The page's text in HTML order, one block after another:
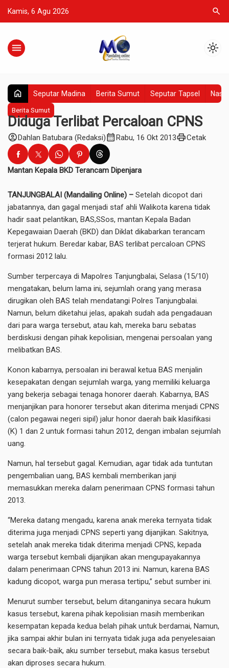
Kamis, 6 Agu 2026 search
menu light_mode
home Seputar Madina Berita Sumut Seputar Tapsel
Berita Sumut
Diduga Terlibat Percaloan CPNS
account_circleDahlan Batubara (Redaksi)calendar_monthRabu, 16 Okt 2013printCetak
Mantan Kepala BKD Terancam Dipenjara
TANJUNGBALAI (Mandailing Online) – Setelah dicopot dari
jabatannya, dan gagal menjadi staf ahli Walikota karena tidak
hadir saat pelantikan, BAS,SSos, mantan Kepala Badan
Kepegawaian Daerah (BKD) dan Diklat dikabarkan terancam
terjerat hukum. Beredar kabar, BAS terlibat percaloan CPNS
formasi 2012 lalu.
Sumber terpercaya di Mapolres Tanjungbalai, Selasa (15/10)
mengatakan, belum lama ini, sejumlah orang yang merasa
dirugikan oleh BAS telah mendatangi Polres Tanjungbalai.
Namun, belum diketahui jelas, apakah sudah ada pengadauan
dari para warga tersebut, atau kah, mereka baru sebatas
berdiskusi dengan pihak kepolisian, mengenai persoalan yang
melibatkan BAS.
Konon kabarnya, persoalan ini berawal ketua BAS menjalin
kesepakatan dengan sejumlah warga, yang memiliki keluarga
yang bekerja sebagai tenaga honorer daerah. Kabarnya, BAS
menjanjikan para honorer tersebut akan diterima menjadi CPNS
(calon pegawai negeri sipil) jalur honor daerah baik klasifikasi
(K) 1 dan 2 untuk formasi tahun 2012, dengan imbalan sejumlah
uang.
Namun, hal tersebut gagal. Kemudian, agar tidak ada tuntutan
pengembalian uang, BAS kembali memberikan janji
memasukkan mereka dalam penerimaan CPNS formasi tahun
2013.
“Mereka datang mengadu, karena anak mereka ternyata tidak
diterima juga menjadi CPNS seperti yang dijanjikan. Sakitnya,
setelah anak mereka tidak diterima menjadi CPNS, kepada
warga tersebut kembali dijanjikan akan mengupayakannya
dalam penerimaan CPNS tahun 2013 ini. Namun, karena BAS
kadung dicopot, warga pun merasa tertipu,” sebut sumber ini.
Menurut sumber tersebut, belum ditanganinya secara hukum
kasus tersebut, karena pihak kepolisian masih memberikan
kesempatan kepada kedua belah pihak untuk berdamai, Namun,
jika sampai akhir bulan ini ternyata tidak juga ada penyelesaian
secara baik-baik, aku sumber tersebut, maka kasus tersebut
akan diproses secara hukum.